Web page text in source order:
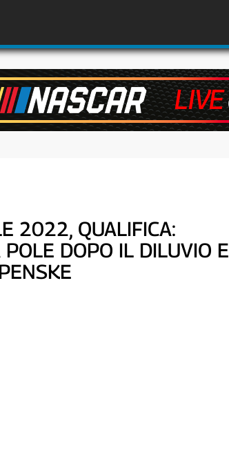
2022, QUALIFICA:
DOPO IL DILUVIO E